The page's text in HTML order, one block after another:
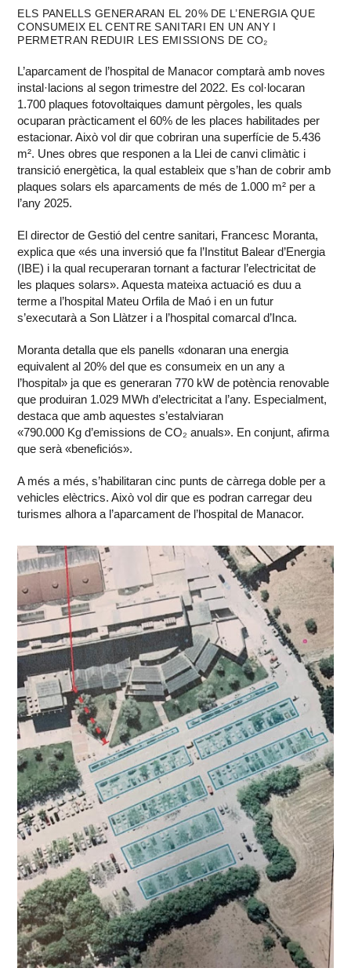
ELS PANELLS GENERARAN EL 20% DE L’ENERGIA QUE
CONSUMEIX EL CENTRE SANITARI EN UN ANY I
PERMETRAN REDUIR LES EMISSIONS DE CO₂
L’aparcament de l’hospital de Manacor comptarà amb noves
instal·lacions al segon trimestre del 2022. Es col·locaran
1.700 plaques fotovoltaiques damunt pèrgoles, les quals
ocuparan pràcticament el 60% de les places habilitades per
estacionar. Això vol dir que cobriran una superfície de 5.436
m². Unes obres que responen a la Llei de canvi climàtic i
transició energètica, la qual estableix que s’han de cobrir amb
plaques solars els aparcaments de més de 1.000 m² per a
l’any 2025.
El director de Gestió del centre sanitari, Francesc Moranta,
explica que «és una inversió que fa l’Institut Balear d’Energia
(IBE) i la qual recuperaran tornant a facturar l’electricitat de
les plaques solars». Aquesta mateixa actuació es duu a
terme a l’hospital Mateu Orfila de Maó i en un futur
s’executarà a Son Llàtzer i a l’hospital comarcal d’Inca.
Moranta detalla que els panells «donaran una energia
equivalent al 20% del que es consumeix en un any a
l’hospital» ja que es generaran 770 kW de potència renovable
que produiran 1.029 MWh d’electricitat a l’any. Especialment,
destaca que amb aquestes s’estalviaran
«790.000 Kg d’emissions de CO₂ anuals». En conjunt, afirma
que serà «beneficiós».
A més a més, s’habilitaran cinc punts de càrrega doble per a
vehicles elèctrics. Això vol dir que es podran carregar deu
turismes alhora a l’aparcament de l’hospital de Manacor.